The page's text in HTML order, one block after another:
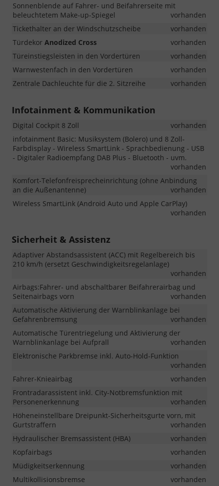
Sonnenblende auf Fahrer- und Beifahrerseite mit
beleuchtetem Make-up-Spiegel
vorhanden
Tickethalter an der Windschutzscheibe
vorhanden
Türdekor Anodized Cross
vorhanden
Türeinstiegsleisten in den Vordertüren
vorhanden
Warnwestenfach in den Vordertüren
vorhanden
Zentrale Dachleuchte für die 2. Sitzreihe
vorhanden
Infotainment & Kommunikation
Digital Cockpit 8 Zoll
vorhanden
infotainment Basic: Musiksystem (Bolero) und 8 Zoll-
Farbdisplay - Wireless SmartLink - Sprachbedienung - USB
- Digitaler Radioempfang DAB Plus - Bluetooth - uvm.
vorhanden
Komfort-Telefonfreisprecheinrichtung (ohne Anbindung
an die Außenantenne)
vorhanden
Wireless SmartLink (Android Auto und Apple CarPlay)
vorhanden
Sicherheit & Assistenz
Adaptiver Abstandsassistent (ACC) mit Regelbereich bis
210 km/h (ersetzt Geschwindigkeitsregelanlage)
vorhanden
Airbags:Fahrer- und abschaltbarer Beifahrerairbag und
Seitenairbags vorn
vorhanden
Automatische Aktivierung der Warnblinkanlage bei
Gefahrenbremsung
vorhanden
Automatische Türentriegelung und Aktivierung der
Warnblinkanlage bei Aufprall
vorhanden
Elektronische Parkbremse inkl. Auto-Hold-Funktion
vorhanden
Fahrer-Knieairbag
vorhanden
Frontradarassistent inkl. City-Notbremsfunktion mit
Personenerkennung
vorhanden
Höheneinstellbare Dreipunkt-Sicherheitsgurte vorn, mit
Gurtstraffern
vorhanden
Hydraulischer Bremsassistent (HBA)
vorhanden
Kopfairbags
vorhanden
Müdigkeitserkennung
vorhanden
Multikollisionsbremse
vorhanden